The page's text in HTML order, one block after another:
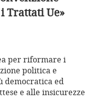
Trattati Ue»
per riformare i
politica e
democratica ed
e alle insicurezze